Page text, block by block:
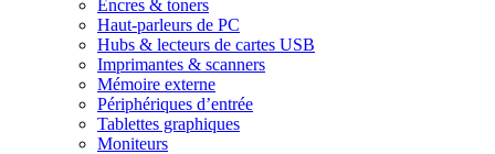
Encres & toners
Haut-parleurs de PC
Hubs & lecteurs de cartes USB
Imprimantes & scanners
Mémoire externe
Périphériques d’entrée
Tablettes graphiques
Moniteurs